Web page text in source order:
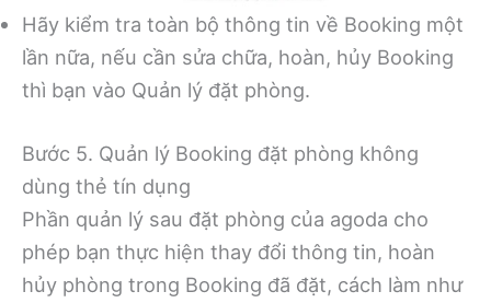
Hãy kiểm tra toàn bộ thông tin về Booking một
lần nữa, nếu cần sửa chữa, hoàn, hủy Booking
thì bạn vào Quản lý đặt phòng.
Bước 5. Quản lý Booking đặt phòng không
dùng thẻ tín dụng
Phần quản lý sau đặt phòng của agoda cho
phép bạn thực hiện thay đổi thông tin, hoàn
hủy phòng trong Booking đã đặt, cách làm như